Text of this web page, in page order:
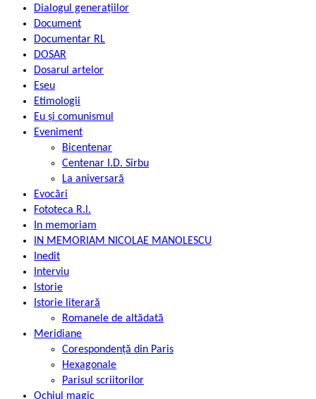
Dialogul generațiilor
Document
Documentar RL
DOSAR
Dosarul artelor
Eseu
Etimologii
Eu și comunismul
Eveniment
Bicentenar
Centenar I.D. Sîrbu
La aniversară
Evocări
Fototeca R.l.
In memoriam
IN MEMORIAM NICOLAE MANOLESCU
Inedit
Interviu
Istorie
Istorie literară
Romanele de altădată
Meridiane
Corespondență din Paris
Hexagonale
Parisul scriitorilor
Ochiul magic